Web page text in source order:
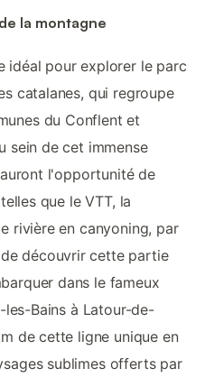
la montagne
idéal pour explorer le parc
catalanes, qui regroupe
du Conflent et
sein de cet immense
l'opportunité de
que le VTT, la
rivière en canyoning, par
découvrir cette partie
dans le fameux
les-Bains à Latour-de-
de cette ligne unique en
sublimes offerts par